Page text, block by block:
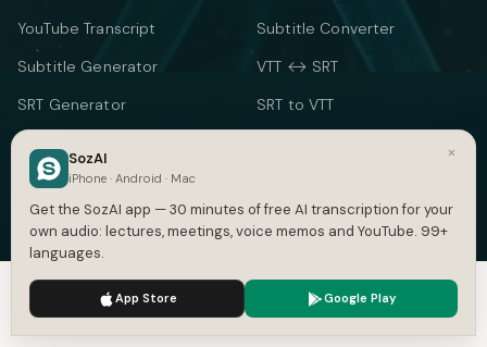
YouTube Transcript
Subtitle Generator
SRT Generator
Time Shift
Subtitle to Text
Merge SRT
Subtitle Converter
VTT ↔ SRT
SRT to VTT
TXT to SRT
SRT to Word
TEXT & TIME
We use cookies to enhance your experience.
×
SozAI
iPhone · Android · Mac
Get the SozAI app — 30 minutes of free AI transcription for your
own audio: lectures, meetings, voice memos and YouTube. 99+
languages.
App Store Google Play